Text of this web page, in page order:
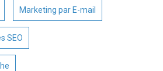
Marketing par E-mail
SEO